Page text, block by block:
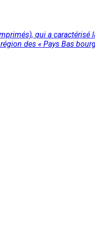
qui a
des « Pays Bas